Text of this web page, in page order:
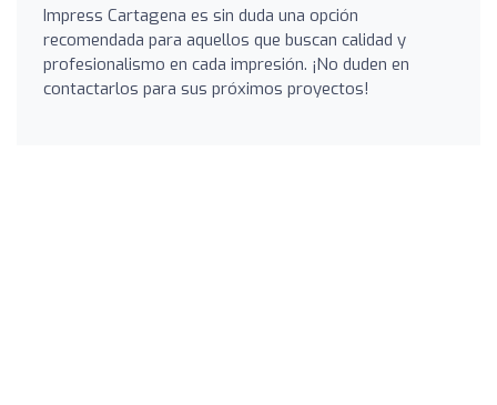
Impress Cartagena es sin duda una opción
recomendada para aquellos que buscan calidad y
profesionalismo en cada impresión. ¡No duden en
contactarlos para sus próximos proyectos!